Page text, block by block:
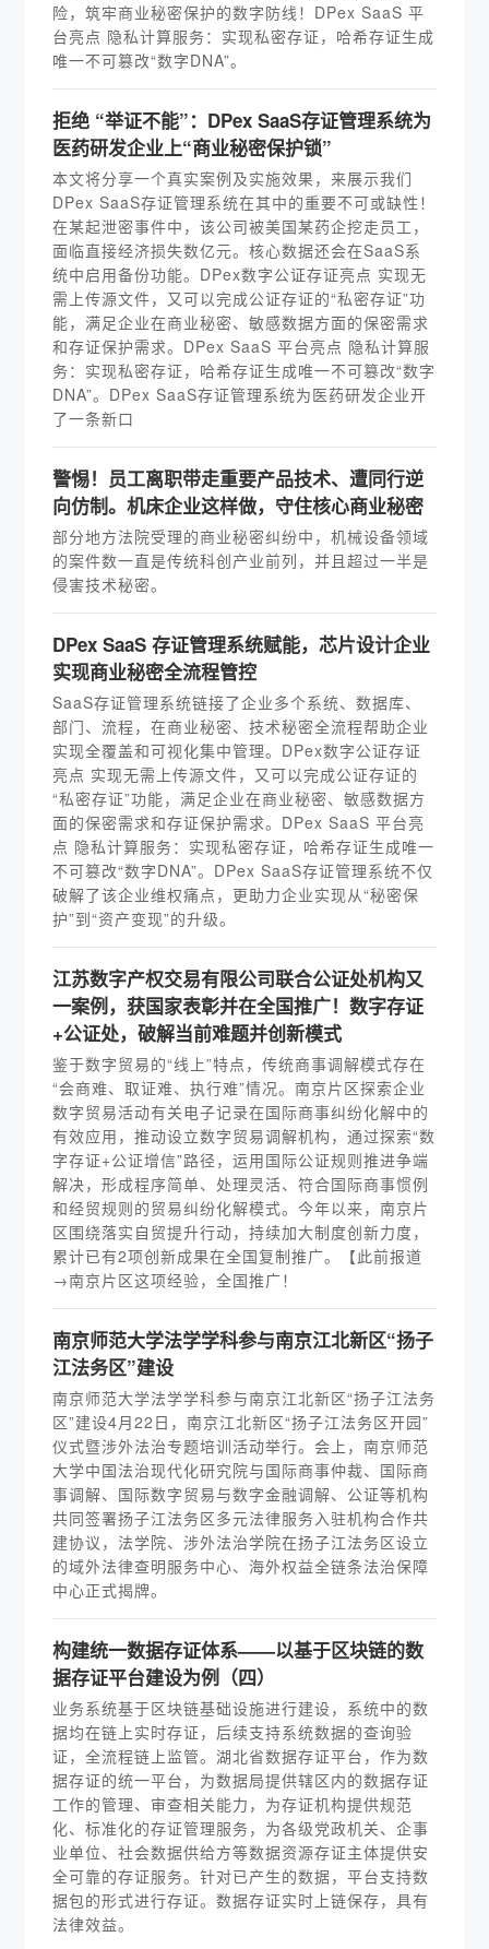
险，筑牢商业秘密保护的数字防线！DPex SaaS 平
台亮点 隐私计算服务：实现私密存证，哈希存证生成
唯一不可篡改“数字DNA”。
拒绝 “举证不能”：DPex SaaS存证管理系统为
医药研发企业上“商业秘密保护锁”
本文将分享一个真实案例及实施效果，来展示我们
DPex SaaS存证管理系统在其中的重要不可或缺性！
在某起泄密事件中，该公司被美国某药企挖走员工，
面临直接经济损失数亿元。核心数据还会在SaaS系
统中启用备份功能。DPex数字公证存证亮点 实现无
需上传源文件，又可以完成公证存证的“私密存证”功
能，满足企业在商业秘密、敏感数据方面的保密需求
和存证保护需求。DPex SaaS 平台亮点 隐私计算服
务：实现私密存证，哈希存证生成唯一不可篡改“数字
DNA”。DPex SaaS存证管理系统为医药研发企业开
了一条新口
警惕！员工离职带走重要产品技术、遭同行逆
向仿制。机床企业这样做，守住核心商业秘密
部分地方法院受理的商业秘密纠纷中，机械设备领域
的案件数一直是传统科创产业前列，并且超过一半是
侵害技术秘密。
DPex SaaS 存证管理系统赋能，芯片设计企业
实现商业秘密全流程管控
SaaS存证管理系统链接了企业多个系统、数据库、
部门、流程，在商业秘密、技术秘密全流程帮助企业
实现全覆盖和可视化集中管理。DPex数字公证存证
亮点 实现无需上传源文件，又可以完成公证存证的
“私密存证”功能，满足企业在商业秘密、敏感数据方
面的保密需求和存证保护需求。DPex SaaS 平台亮
点 隐私计算服务：实现私密存证，哈希存证生成唯一
不可篡改“数字DNA”。DPex SaaS存证管理系统不仅
破解了该企业维权痛点，更助力企业实现从“秘密保
护”到“资产变现”的升级。
江苏数字产权交易有限公司联合公证处机构又
一案例，获国家表彰并在全国推广！数字存证
+公证处，破解当前难题并创新模式
鉴于数字贸易的“线上”特点，传统商事调解模式存在
“会商难、取证难、执行难”情况。南京片区探索企业
数字贸易活动有关电子记录在国际商事纠纷化解中的
有效应用，推动设立数字贸易调解机构，通过探索“数
字存证+公证增信”路径，运用国际公证规则推进争端
解决，形成程序简单、处理灵活、符合国际商事惯例
和经贸规则的贸易纠纷化解模式。今年以来，南京片
区围绕落实自贸提升行动，持续加大制度创新力度，
累计已有2项创新成果在全国复制推广。【此前报道
→南京片区这项经验，全国推广！
南京师范大学法学学科参与南京江北新区“扬子
江法务区”建设
南京师范大学法学学科参与南京江北新区“扬子江法务
区”建设4月22日，南京江北新区“扬子江法务区开园”
仪式暨涉外法治专题培训活动举行。会上，南京师范
大学中国法治现代化研究院与国际商事仲裁、国际商
事调解、国际数字贸易与数字金融调解、公证等机构
共同签署扬子江法务区多元法律服务入驻机构合作共
建协议，法学院、涉外法治学院在扬子江法务区设立
的域外法律查明服务中心、海外权益全链条法治保障
中心正式揭牌。
构建统一数据存证体系——以基于区块链的数
据存证平台建设为例（四）
业务系统基于区块链基础设施进行建设，系统中的数
据均在链上实时存证，后续支持系统数据的查询验
证，全流程链上监管。湖北省数据存证平台，作为数
据存证的统一平台，为数据局提供辖区内的数据存证
工作的管理、审查相关能力，为存证机构提供规范
化、标准化的存证管理服务，为各级党政机关、企事
业单位、社会数据供给方等数据资源存证主体提供安
全可靠的存证服务。针对已产生的数据，平台支持数
据包的形式进行存证。数据存证实时上链保存，具有
法律效益。